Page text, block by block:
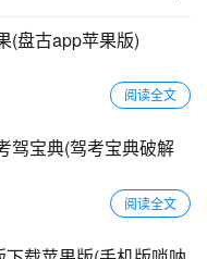
(盘古app苹果版)
阅读全文
驾宝典(驾考宝典破解
阅读全文